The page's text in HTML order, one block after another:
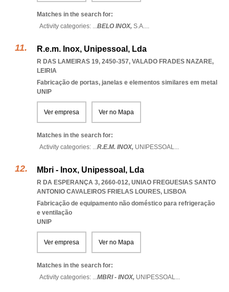
Matches in the search for:
Activity categories: ...BELO INOX, S.A....
R.e.m. Inox, Unipessoal, Lda
R DAS LAMEIRAS 19, 2450-357, VALADO FRADES NAZARE,
LEIRIA
Fabricação de portas, janelas e elementos similares em metal
UNIP
Ver empresa Ver no Mapa
Matches in the search for:
Activity categories: ...R.E.M. INOX, UNIPESSOAL...
Mbri - Inox, Unipessoal, Lda
R DA ESPERANÇA 3, 2660-012, UNIAO FREGUESIAS SANTO
ANTONIO CAVALEIROS FRIELAS LOURES, LISBOA
Fabricação de equipamento não doméstico para refrigeração
e ventilação
UNIP
Ver empresa Ver no Mapa
Matches in the search for:
Activity categories: ...MBRI - INOX, UNIPESSOAL...